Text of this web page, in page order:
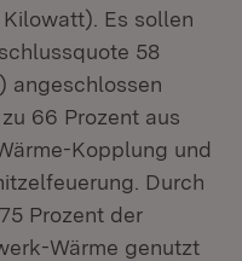
Es sollen
58
angeschlossen
66 Prozent aus
Kopplung und
Durch
Prozent der
Wärme genutzt